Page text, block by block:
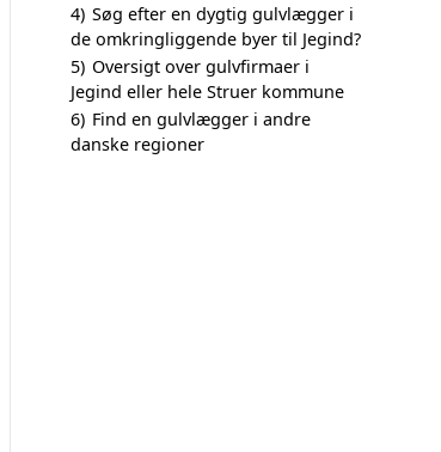
4) Søg efter en dygtig gulvlægger i
de omkringliggende byer til Jegind?
5) Oversigt over gulvfirmaer i
Jegind eller hele Struer kommune
6) Find en gulvlægger i andre
danske regioner